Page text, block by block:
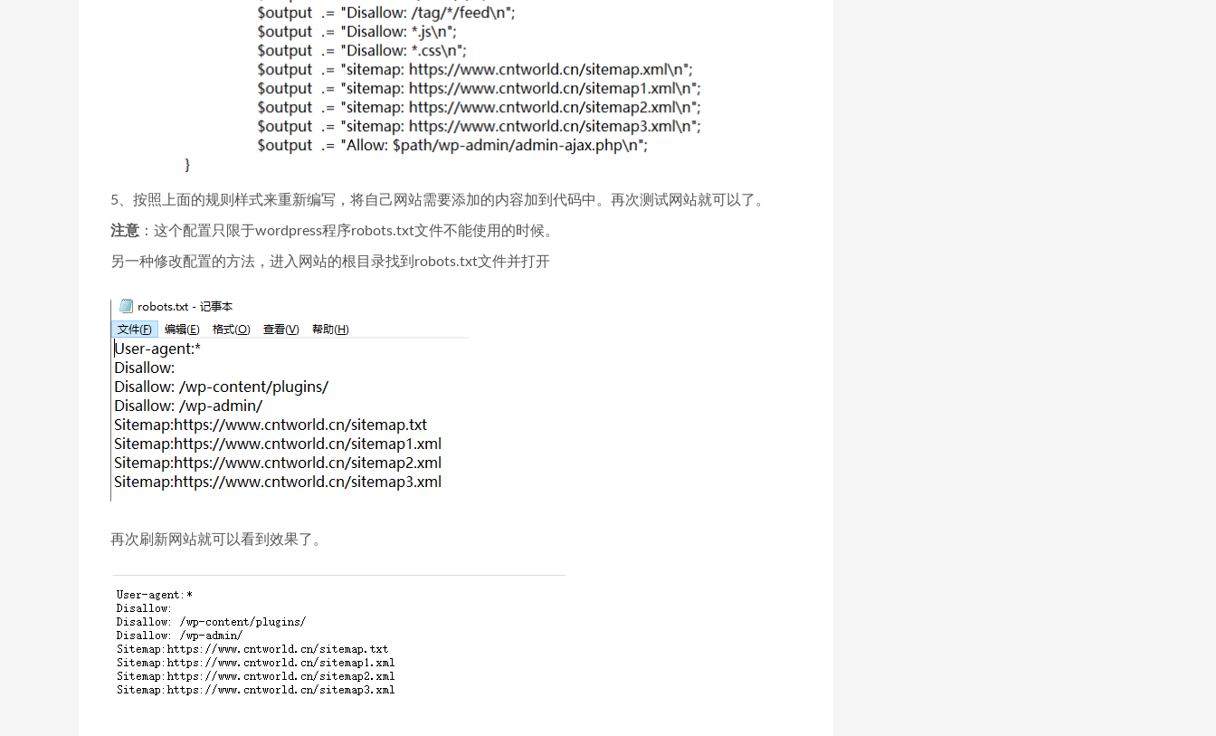
5、按照上面的规则样式来重新编写，将自己网站需要添加的内容加到代码中。再次测试网站就可以了。
注意 ：这个配置只限于wordpress程序robots.txt文件不能使用的时候。
另一种修改配置的方法，进入网站的根目录找到robots.txt文件并打开
再次刷新网站就可以看到效果了。